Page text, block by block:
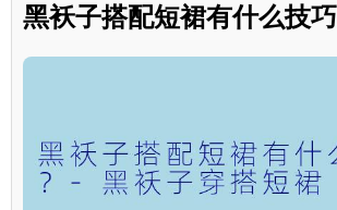
黑袄子搭配短裙有什么技